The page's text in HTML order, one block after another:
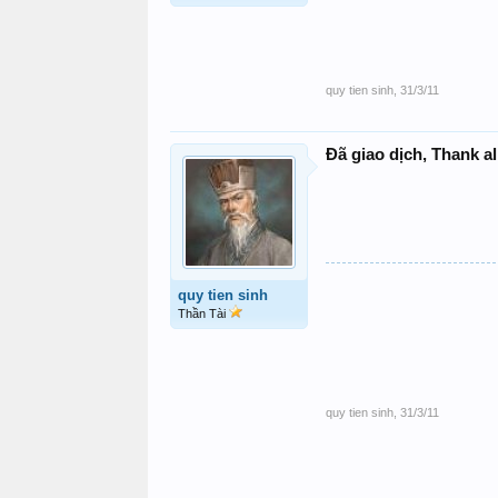
quy tien sinh 31/3/11
quy tien sinh
Thần Tài
Đã giao dịch, Thank
quy tien sinh 31/3/11